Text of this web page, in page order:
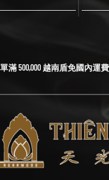
滿 500,000 越南盾免國內運費